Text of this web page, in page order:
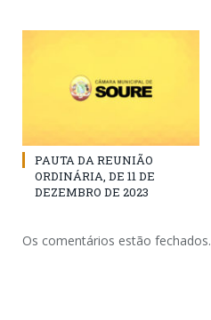
PAUTA DA REUNIÃO
ORDINÁRIA, DE 11 DE
DEZEMBRO DE 2023
Os comentários estão fechados.